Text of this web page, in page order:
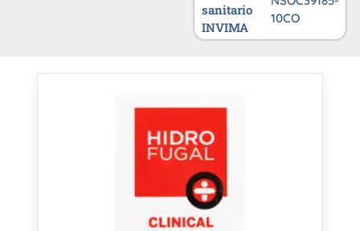
sanitario
INVIMA
10CO